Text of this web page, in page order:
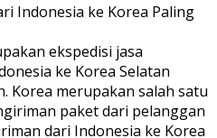
Indonesia ke Korea Paling
ekspedisi jasa
ke Korea Selatan
Korea merupakan salah satu
paket dari pelanggan
dari Indonesia ke Korea